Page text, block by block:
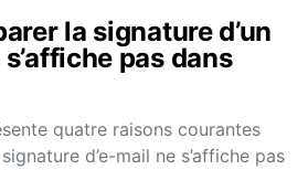
la signature d’un
pas dans
quatre raisons courantes
d’e-mail ne s’affiche pas